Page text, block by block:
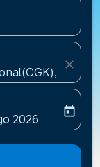
close
return-date-
2026
today